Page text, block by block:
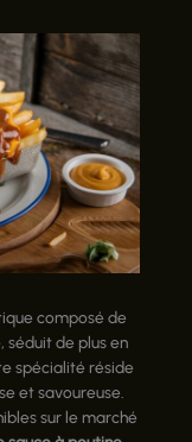
composé de
séduit de plus en
spécialité réside
et savoureuse.
sur le marché